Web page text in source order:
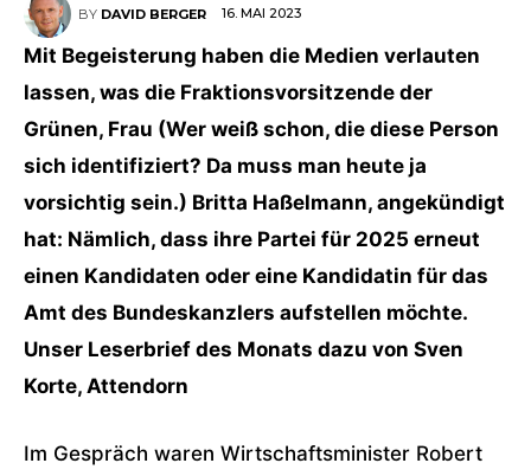
BY DAVID BERGER 16. MAI 2023
Mit Begeisterung haben die Medien verlauten
lassen, was die Fraktionsvorsitzende der
Grünen, Frau (Wer weiß schon, die diese Person
sich identifiziert? Da muss man heute ja
vorsichtig sein.) Britta Haßelmann, angekündigt
hat: Nämlich, dass ihre Partei für 2025 erneut
einen Kandidaten oder eine Kandidatin für das
Amt des Bundeskanzlers aufstellen möchte.
Unser Leserbrief des Monats dazu von Sven
Korte, Attendorn
Im Gespräch waren Wirtschaftsminister Robert